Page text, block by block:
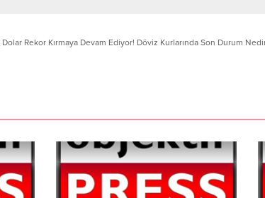
Dolar Rekor Kırmaya Devam Ediyor! Döviz Kurlarında Son Durum